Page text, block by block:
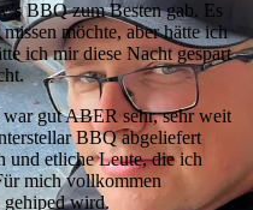
BBQ zum Besten gab. Es
möchte, aber hätte ich
ich mir diese Nacht gespart
gut ABER sehr, sehr weit
BBQ abgeliefert
und etliche Leute, die ich
mich vollkommen
gehiped wird.